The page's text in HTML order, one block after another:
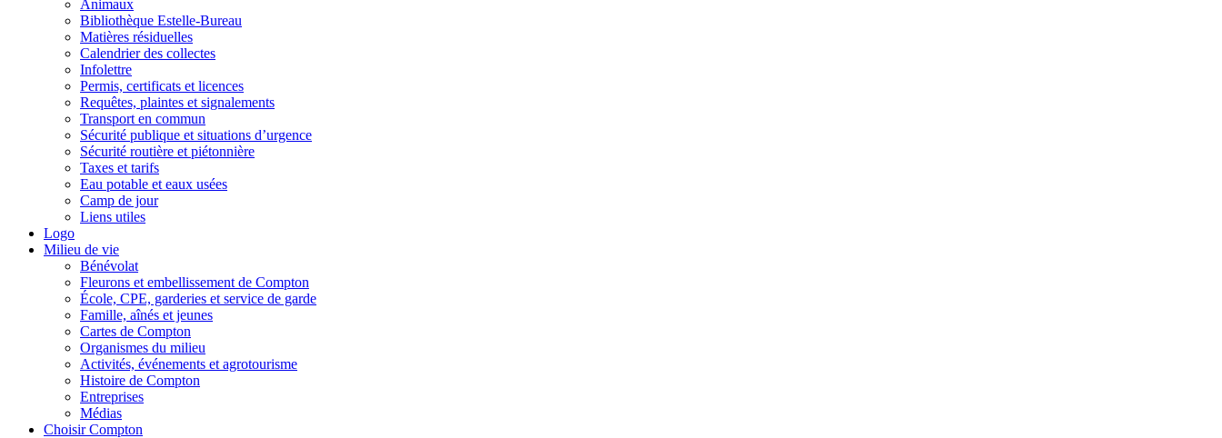
Animaux
Bibliothèque Estelle-Bureau
Matières résiduelles
Calendrier des collectes
Infolettre
Permis, certificats et licences
Requêtes, plaintes et signalements
Transport en commun
Sécurité publique et situations d’urgence
Sécurité routière et piétonnière
Taxes et tarifs
Eau potable et eaux usées
Camp de jour
Liens utiles
Logo
Milieu de vie
Bénévolat
Fleurons et embellissement de Compton
École, CPE, garderies et service de garde
Famille, aînés et jeunes
Cartes de Compton
Organismes du milieu
Activités, événements et agrotourisme
Histoire de Compton
Entreprises
Médias
Choisir Compton